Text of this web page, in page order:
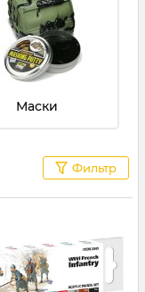
Маски
Фильтр